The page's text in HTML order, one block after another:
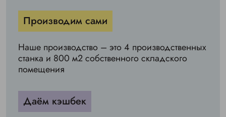
Производим сами
Наше производство – это 4 производственных
станка и 800 м2 собственного складского
помещения
Даём кэшбек